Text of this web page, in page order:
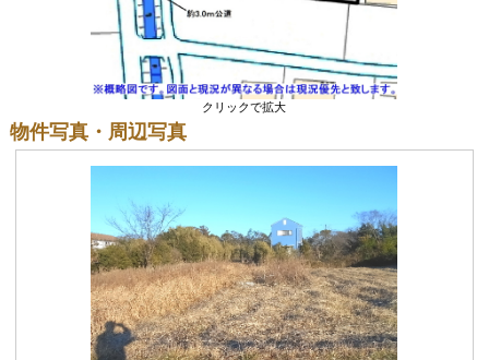
クリックで拡大
物件写真・周辺写真